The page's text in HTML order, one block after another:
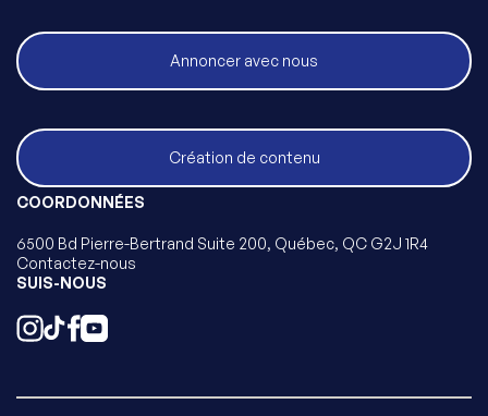
Annoncer avec nous
Création de contenu
COORDONNÉES
6500 Bd Pierre-Bertrand Suite 200, Québec, QC G2J 1R4
Contactez-nous
SUIS-NOUS